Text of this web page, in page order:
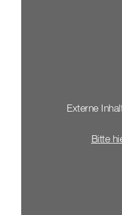
Externe
Bitte